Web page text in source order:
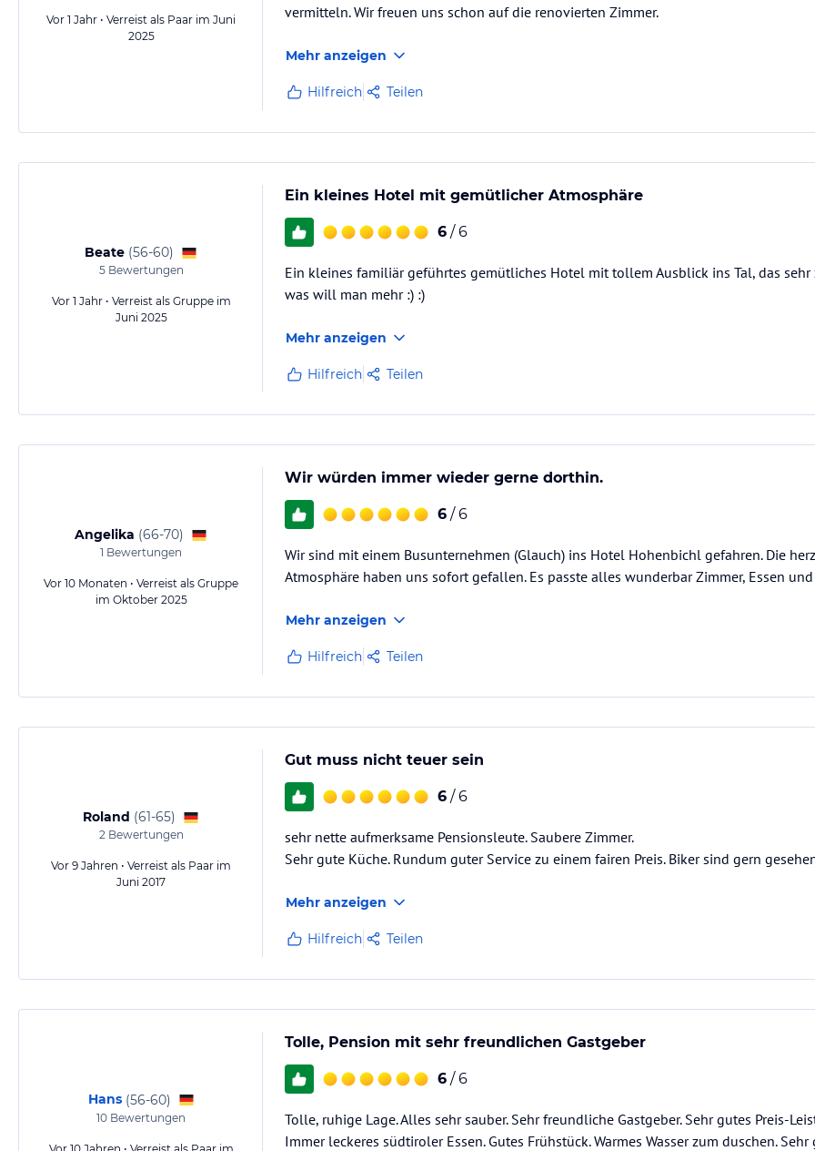
Vor 1 Jahr • Verreist als Paar im Juni
2025
vermitteln. Wir freuen uns schon auf die renovierten Zimmer.
Mehr anzeigen
Hilfreich Teilen
Beate (56-60)
5Bewertungen
Vor 1 Jahr • Verreist als Gruppe im
Juni 2025
Ein kleines Hotel mit gemütlicher Atmosphäre
6 / 6
Ein kleines familiär geführtes gemütliches Hotel mit tollem Ausblick ins Tal, das sehr
was will man mehr :) :)
Mehr anzeigen
Hilfreich Teilen
Angelika (66-70)
1 Bewertungen
Vor 10 Monaten • Verreist als Gruppe
im Oktober 2025
Wir würden immer wieder gerne dorthin.
6 / 6
Wir sind mit einem Busunternehmen (Glauch) ins Hotel Hohenbichl gefahren. Die
Atmosphäre haben uns sofort gefallen. Es passte alles wunderbar Zimmer, Essen
Mehr anzeigen
Hilfreich Teilen
Roland (61-65)
2Bewertungen
Vor 9 Jahren • Verreist als Paar im
Juni 2017
Gut muss nicht teuer sein
6 / 6
sehr nette aufmerksame Pensionsleute. Saubere Zimmer.
Sehr gute Küche. Rundum guter Service zu einem fairen Preis. Biker sind gern
Mehr anzeigen
Hilfreich Teilen
Hans (56-60)
10 Bewertungen
Tolle, Pension mit sehr freundlichen Gastgeber
6 / 6
Tolle, ruhige Lage. Alles sehr sauber. Sehr freundliche Gastgeber. Sehr gutes Preis-
Immer leckeres südtiroler Essen. Gutes Frühstück. Warmes Wasser zum duschen.